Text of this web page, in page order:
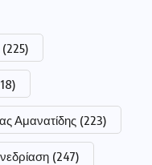
(225)
Αμανατίδης (223)
(247)